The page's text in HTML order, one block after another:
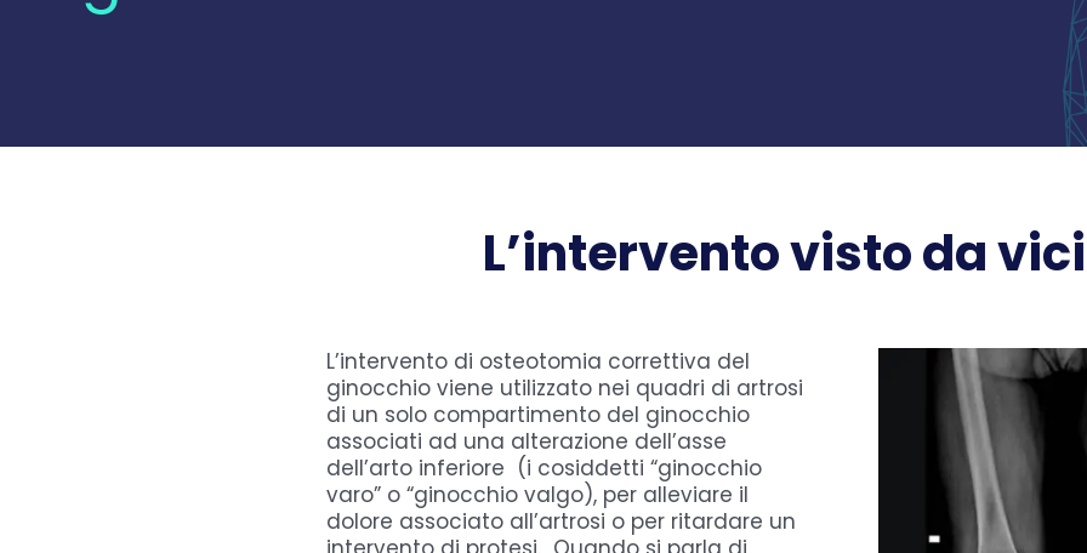
L’intervento visto da
L’intervento di osteotomia correttiva del
ginocchio viene utilizzato nei quadri di artrosi
di un solo compartimento del ginocchio
associati ad una alterazione dell’asse
dell’arto inferiore (i cosiddetti “ginocchio
varo” o “ginocchio valgo), per alleviare il
dolore associato all’artrosi o per ritardare un